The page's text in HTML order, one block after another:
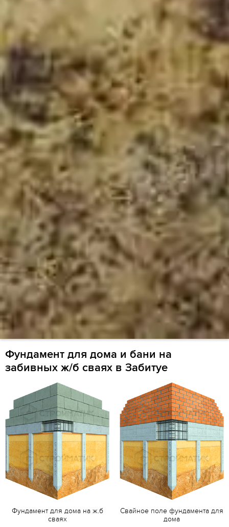
Фундамент для дома и бани на
забивных ж/б сваях в Забитуе
Фундамент для дома на ж.б
сваях
Свайное поле фундамента для
дома